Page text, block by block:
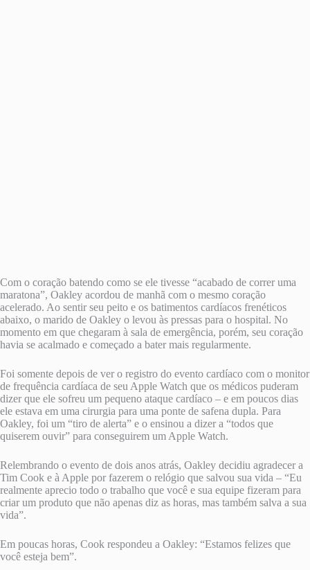
Com o coração batendo como se ele tivesse “acabado de correr uma
maratona”, Oakley acordou de manhã com o mesmo coração
acelerado. Ao sentir seu peito e os batimentos cardíacos frenéticos
abaixo, o marido de Oakley o levou às pressas para o hospital. No
momento em que chegaram à sala de emergência, porém, seu coração
havia se acalmado e começado a bater mais regularmente.
Foi somente depois de ver o registro do evento cardíaco com o monitor
de frequência cardíaca de seu Apple Watch que os médicos puderam
dizer que ele sofreu um pequeno ataque cardíaco – e em poucos dias
ele estava em uma cirurgia para uma ponte de safena dupla. Para
Oakley, foi um “tiro de alerta” e o ensinou a dizer a “todos que
quiserem ouvir” para conseguirem um Apple Watch.
Relembrando o evento de dois anos atrás, Oakley decidiu agradecer a
Tim Cook e à Apple por fazerem o relógio que salvou sua vida – “Eu
realmente aprecio todo o trabalho que você e sua equipe fizeram para
criar um produto que não apenas diz as horas, mas também salva a sua
vida”.
Em poucas horas, Cook respondeu a Oakley: “Estamos felizes que
você esteja bem”.